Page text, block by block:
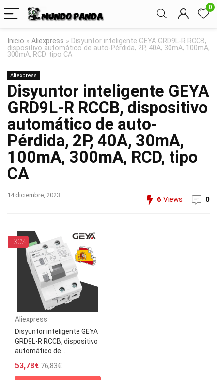
0
Inicio » Aliexpress » Disyuntor inteligente GEYA GRD9L-R RCCB,
dispositivo automático de auto-Pérdida, 2P, 40A, 30mA, 100mA,
300mA, RCD, tipo CA
Aliexpress
Disyuntor inteligente GEYA
GRD9L-R RCCB, dispositivo
automático de auto-
Pérdida, 2P, 40A, 30mA,
100mA, 300mA, RCD, tipo
CA
14 diciembre, 2023
6 Views 0
- 30%
Aliexpress
Disyuntor inteligente GEYA
GRD9L-R RCCB, dispositivo
automático de...
53,78€ 76,83€